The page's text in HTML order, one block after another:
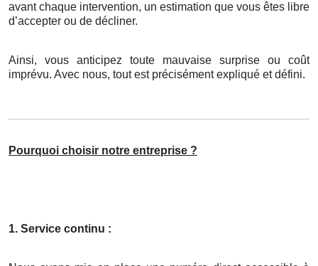
avant chaque intervention, un estimation que vous êtes libre
d’accepter ou de décliner.
Ainsi, vous anticipez toute mauvaise surprise ou coût
imprévu. Avec nous, tout est précisément expliqué et défini.
Pourquoi choisir notre entreprise ?
1. Service continu :